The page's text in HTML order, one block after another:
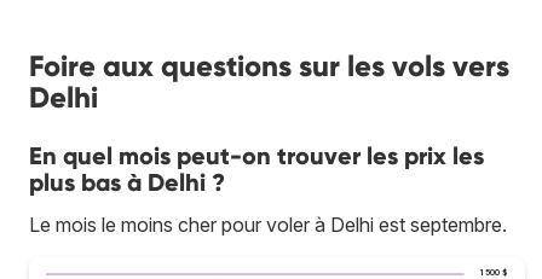
Foire aux questions sur les vols vers
Delhi
En quel mois peut-on trouver les prix les
plus bas à Delhi ?
Le mois le moins cher pour voler à Delhi est septembre.
1 500 $